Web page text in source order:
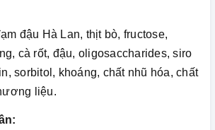
đậu Hà Lan, thịt bò, fructose,
cà rốt, đậu, oligosaccharides, siro
sorbitol, khoáng, chất nhũ hóa, chất
liệu.